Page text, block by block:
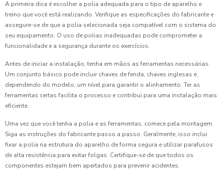
A primeira dica é escolher a polia adequada para o tipo de aparelho e
treino que você está realizando. Verifique as especificações do fabricante e
assegure-se de que a polia selecionada seja compatível com o sistema do
seu equipamento. O uso de polias inadequadas pode comprometer a
funcionalidade e a segurança durante os exercícios.
Antes de iniciar a instalação, tenha em mãos as ferramentas necessárias.
Um conjunto básico pode incluir chaves de fenda, chaves inglesas e,
dependendo do modelo, um nível para garantir o alinhamento. Ter as
ferramentas certas facilita o processo e contribui para uma instalação mais
eficiente.
Uma vez que você tenha a polia e as ferramentas, comece pela montagem.
Siga as instruções do fabricante passo a passo. Geralmente, isso inclui
fixar a polia na estrutura do aparelho de forma segura e utilizar parafusos
de alta resistência para evitar folgas. Certifique-se de que todos os
componentes estejam bem apertados para prevenir acidentes.